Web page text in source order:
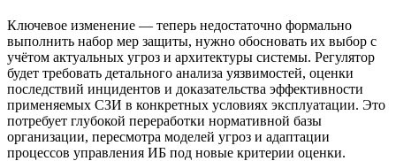
Ключевое изменение — теперь недостаточно формально
выполнить набор мер защиты, нужно обосновать их выбор с
учётом актуальных угроз и архитектуры системы. Регулятор
будет требовать детального анализа уязвимостей, оценки
последствий инцидентов и доказательства эффективности
применяемых СЗИ в конкретных условиях эксплуатации. Это
потребует глубокой переработки нормативной базы
организации, пересмотра моделей угроз и адаптации
процессов управления ИБ под новые критерии оценки.